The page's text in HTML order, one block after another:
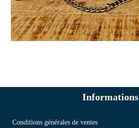
Informations
Conditions générales de ventes